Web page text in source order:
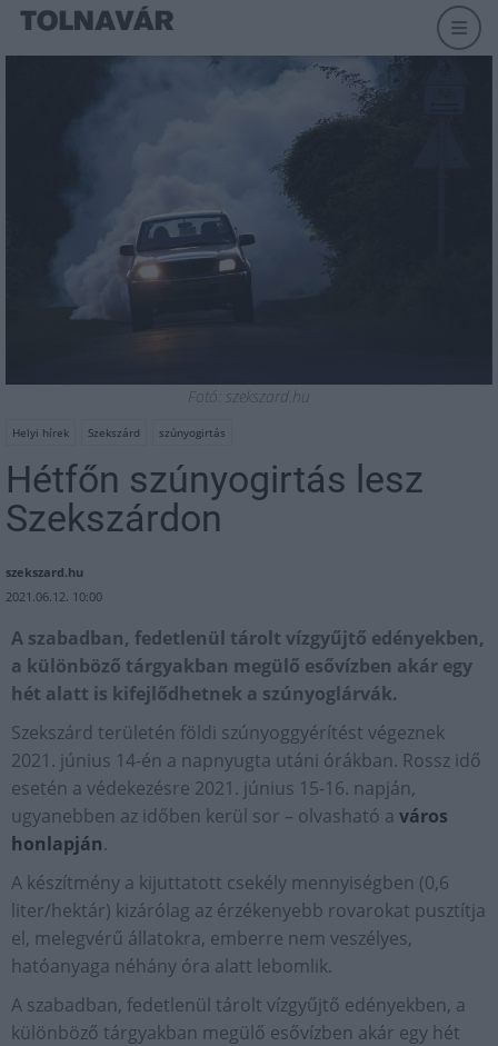
Fotó: szekszard.hu
Helyi hírek Szekszárd szúnyogirtás
Hétfőn szúnyogirtás lesz
Szekszárdon
szekszard.hu
2021.06.12. 10:00
A szabadban, fedetlenül tárolt vízgyűjtő edényekben,
a különböző tárgyakban megülő esővízben akár egy
hét alatt is kifejlődhetnek a szúnyoglárvák.
Szekszárd területén földi szúnyoggyérítést végeznek
2021. június 14-én a napnyugta utáni órákban. Rossz idő
esetén a védekezésre 2021. június 15-16. napján,
ugyanebben az időben kerül sor – olvasható a város
honlapján.
A készítmény a kijuttatott csekély mennyiségben (0,6
liter/hektár) kizárólag az érzékenyebb rovarokat pusztítja
el, melegvérű állatokra, emberre nem veszélyes,
hatóanyaga néhány óra alatt lebomlik.
A szabadban, fedetlenül tárolt vízgyűjtő edényekben, a
különböző tárgyakban megülő esővízben akár egy hét